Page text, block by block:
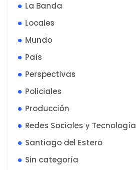
La Banda
Locales
Mundo
País
Perspectivas
Policiales
Producción
Redes Sociales y Tecnología
Santiago del Estero
Sin categoría